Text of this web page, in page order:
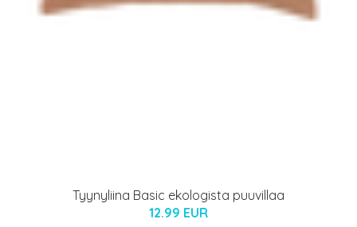
Tyynyliina Basic ekologista puuvillaa
12.99 EUR